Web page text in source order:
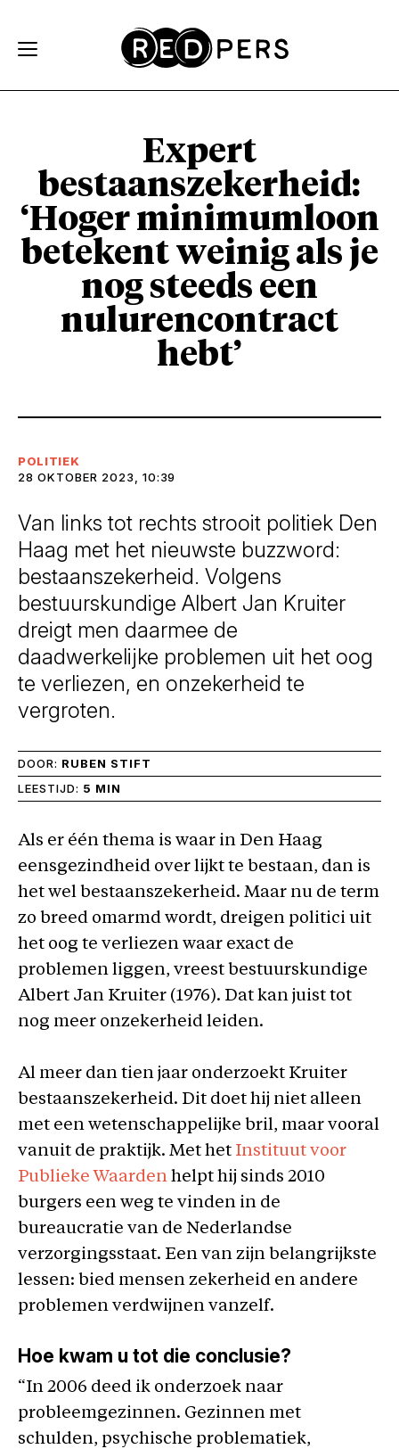
Expert
bestaanszekerheid:
‘Hoger minimumloon
betekent weinig als je
nog steeds een
nulurencontract
hebt’
POLITIEK
28 OKTOBER 2023, 10:39
Van links tot rechts strooit politiek Den
Haag met het nieuwste buzzword:
bestaanszekerheid. Volgens
bestuurskundige Albert Jan Kruiter
dreigt men daarmee de
daadwerkelijke problemen uit het oog
te verliezen, en onzekerheid te
vergroten.
DOOR: RUBEN STIFT
LEESTIJD: 5 MIN
Als er één thema is waar in Den Haag
eensgezindheid over lijkt te bestaan, dan is
het wel bestaanszekerheid. Maar nu de term
zo breed omarmd wordt, dreigen politici uit
het oog te verliezen waar exact de
problemen liggen, vreest bestuurskundige
Albert Jan Kruiter (1976). Dat kan juist tot
nog meer onzekerheid leiden.
Al meer dan tien jaar onderzoekt Kruiter
bestaanszekerheid. Dit doet hij niet alleen
met een wetenschappelijke bril, maar vooral
vanuit de praktijk. Met het Instituut voor
Publieke Waarden helpt hij sinds 2010
burgers een weg te vinden in de
bureaucratie van de Nederlandse
verzorgingsstaat. Een van zijn belangrijkste
lessen: bied mensen zekerheid en andere
problemen verdwijnen vanzelf.
Hoe kwam u tot die conclusie?
“In 2006 deed ik onderzoek naar
probleemgezinnen. Gezinnen met
schulden, psychische problematiek,